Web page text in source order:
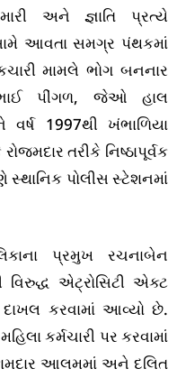
અને જ્ઞાતિ પ્રત્યે
આવતા સમગ્ર પંથકમાં
મામલે ભોગ બનનાર
પીંગળ, જેઓ હાલ
1997થી ખંભાળિયા
તરીકે નિષ્ઠાપૂર્વક
સ્થાનિક પોલીસ સ્ટેશનમાં
પ્રમુખ રચનાબેન
વિરુદ્ધ એટ્રોસિટી એક્ટ
કરવામાં આવ્યો છે.
કર્મચારી પર કરવામાં
આલમમાં અને દલિત